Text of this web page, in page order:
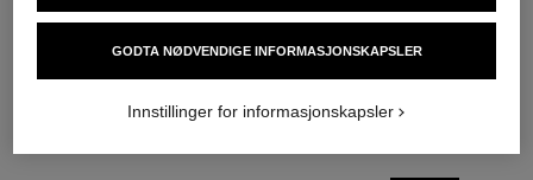
Leppefarge
21 tilgjengelige nyanser
nok 640
Legg i handlekurv
Ref. 183015
nok 415
Legg i handlekurv
GODTA NØDVENDIGE INFORMASJONSKAPSLER
Innstillinger for informasjonskapsler